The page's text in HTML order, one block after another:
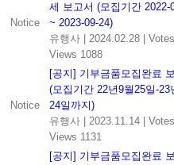
Notice
세 보고서 (모집기간 2022-
~ 2023-09-24)
유행사
2024.02.28
Views 1088
Notice
[공지] 기부금품모집완료
(모집기간 22년9월25일-23
24일까지)
유행사
2023.11.14
Views 1131
[공지] 기부금품모집완료